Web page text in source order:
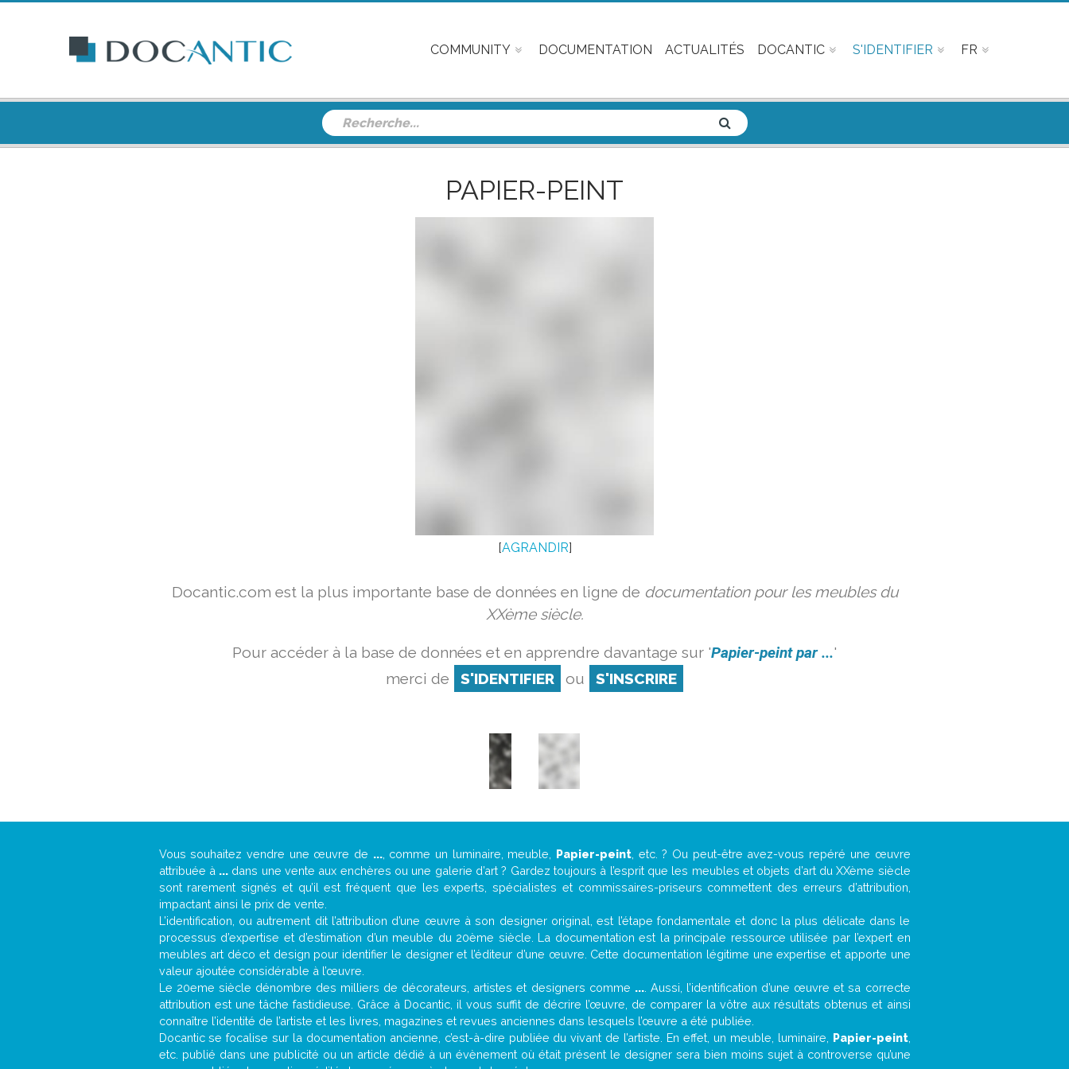
COMMUNITY DOCUMENTATION ACTUALITÉS DOCANTIC S'IDENTIFIER FR
PAPIER-PEINT
[AGRANDIR]
Docantic.com est la plus importante base de données en ligne de documentation pour les meubles du
XXème siècle.
Pour accéder à la base de données et en apprendre davantage sur 'Papier-peint par ...'
merci de
S'IDENTIFIER ou S'INSCRIRE
Vous souhaitez vendre une œuvre de ..., comme un luminaire, meuble, Papier-peint , etc. ? Ou peut-être avez-vous repéré une œuvre
attribuée à ... dans une vente aux enchères ou une galerie d’art ? Gardez toujours à l’esprit que les meubles et objets d’art du XXème siècle
sont rarement signés et qu’il est fréquent que les experts, spécialistes et commissaires-priseurs commettent des erreurs d’attribution,
impactant ainsi le prix de vente.
L’identification, ou autrement dit l’attribution d’une œuvre à son designer original, est l’étape fondamentale et donc la plus délicate dans le
processus d’expertise et d’estimation d’un meuble du 20ème siècle. La documentation est la principale ressource utilisée par l’expert en
meubles art déco et design pour identifier le designer et l’éditeur d’une œuvre. Cette documentation légitime une expertise et apporte une
valeur ajoutée considérable à l’œuvre.
Le 20eme siècle dénombre des milliers de décorateurs, artistes et designers comme .... Aussi, l’identification d’une œuvre et sa correcte
attribution est une tâche fastidieuse. Grâce à Docantic, il vous suffit de décrire l’œuvre, de comparer la vôtre aux résultats obtenus et ainsi
connaître l’identité de l’artiste et les livres, magazines et revues anciennes dans lesquels l’œuvre a été publiée.
Docantic se focalise sur la documentation ancienne, c’est-à-dire publiée du vivant de l’artiste. En effet, un meuble, luminaire, Papier-peint,
etc. publié dans une publicité ou un article dédié à un évènement où était présent le designer sera bien moins sujet à controverse qu’une